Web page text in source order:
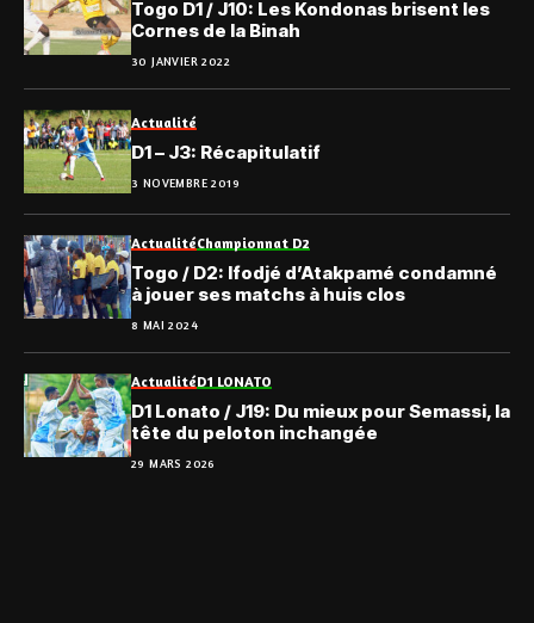
Togo D1 / J10: Les Kondonas brisent les
Cornes de la Binah
30 JANVIER 2022
Actualité
D1 – J3: Récapitulatif
3 NOVEMBRE 2019
ActualitéChampionnat D2
Togo / D2: Ifodjé d’Atakpamé condamné
à jouer ses matchs à huis clos
8 MAI 2024
ActualitéD1 LONATO
D1 Lonato / J19: Du mieux pour Semassi, la
tête du peloton inchangée
29 MARS 2026